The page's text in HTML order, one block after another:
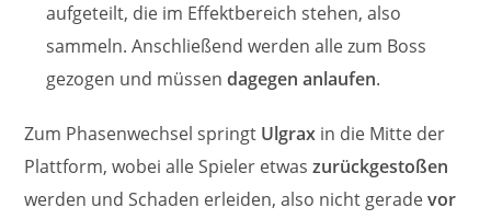
aufgeteilt, die im Effektbereich stehen, also
sammeln. Anschließend werden alle zum Boss
gezogen und müssendagegen anlaufen.
Zum Phasenwechsel springt Ulgrax in die Mitte der
Plattform, wobei alle Spieler etwaszurückgestoßen
werden und Schaden erleiden, also nicht geradevor